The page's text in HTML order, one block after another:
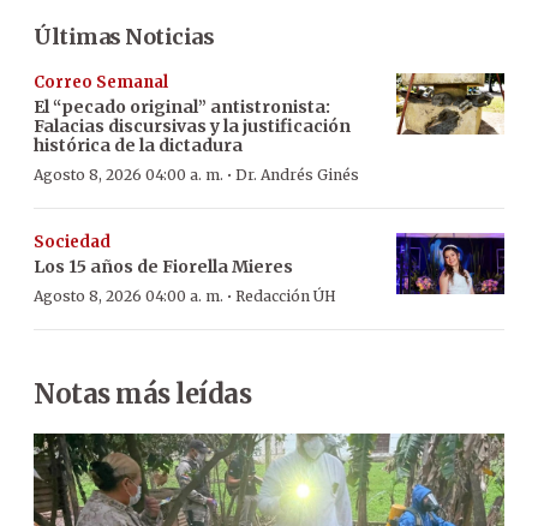
Últimas Noticias
Correo Semanal
El “pecado original” antistronista:
Falacias discursivas y la justificación
histórica de la dictadura
Agosto 8, 2026 04:00 a. m. · Dr. Andrés Ginés
Sociedad
Los 15 años de Fiorella Mieres
Agosto 8, 2026 04:00 a. m. · Redacción ÚH
Notas más leídas